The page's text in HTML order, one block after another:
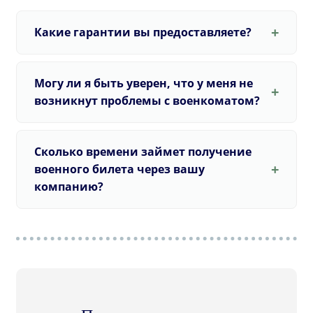
Какие гарантии вы предоставляете?
Могу ли я быть уверен, что у меня не
возникнут проблемы с военкоматом?
Сколько времени займет получение
военного билета через вашу
компанию?